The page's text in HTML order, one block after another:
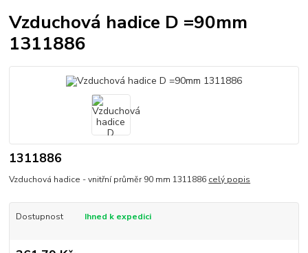
Vzduchová hadice D =90mm
1311886
1311886
Vzduchová hadice - vnitřní průměr 90 mm 1311886 celý popis
Dostupnost Ihned k expedici